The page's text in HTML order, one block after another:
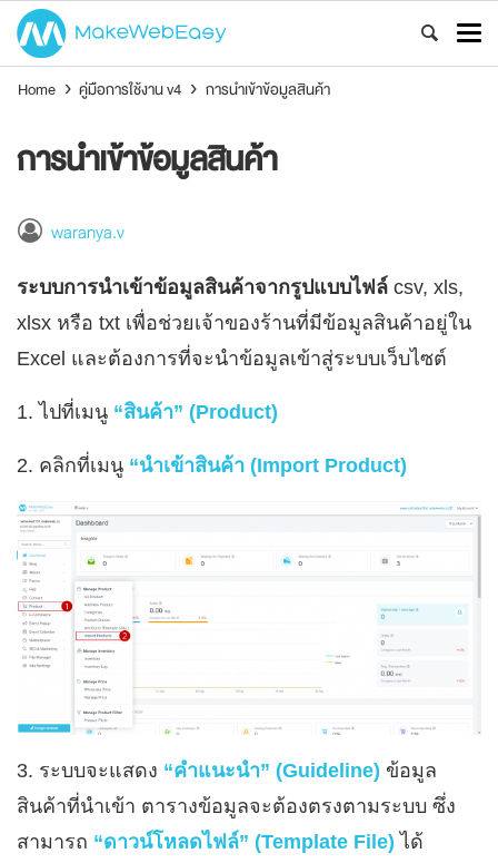
Home › คู่มือการใช้งาน v4 › การนำเข้าข้อมูลสินค้า
การนำเข้าข้อมูลสินค้า
waranya.v
ระบบการนำเข้าข้อมูลสินค้าจากรูปแบบไฟล์ csv, xls,
xlsx หรือ txt เพื่อช่วยเจ้าของร้านที่มีข้อมูลสินค้าอยู่ใน
Excel และต้องการที่จะนำข้อมูลเข้าสู่ระบบเว็บไซต์
1. ไปที่เมนู “สินค้า” (Product)
2. คลิกที่เมนู “นำเข้าสินค้า (Import Product)
3. ระบบจะแสดง “คำแนะนำ” (Guideline) ข้อมูล
สินค้าที่นำเข้า ตารางข้อมูลจะต้องตรงตามระบบ ซึ่ง
สามารถ “ดาวน์โหลดไฟล์” (Template File) ได้